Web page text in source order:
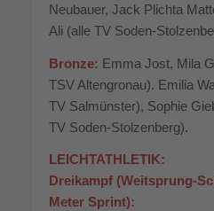
Neubauer, Jack Plichta
Ali (alle TV Soden-
Bronze: Emma Jost, Mila
TSV Altengronau). Emilia
TV Salmünster), Sophie
TV Soden-Stolzenberg).
LEICHTATHLETIK:
Dreikampf (Weitsprung-
Meter Sprint):